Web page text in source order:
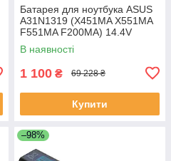
Батарея для ноутбука ASUS
A31N1319 (X451MA X551MA
F551MA F200MA) 14.4V
2200mAh Чорний
В наявності
1 100 ₴ 69 228 ₴
Купити
–98%